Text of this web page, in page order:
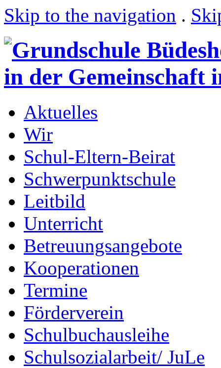
Skip to the navigation .
Aktuelles
Wir
Schul-Eltern-Beirat
Schwerpunktschule
Leitbild
Unterricht
Betreuungsangebote
Kooperationen
Termine
Förderverein
Schulbuchausleihe
Schulsozialarbeit/ JuLe